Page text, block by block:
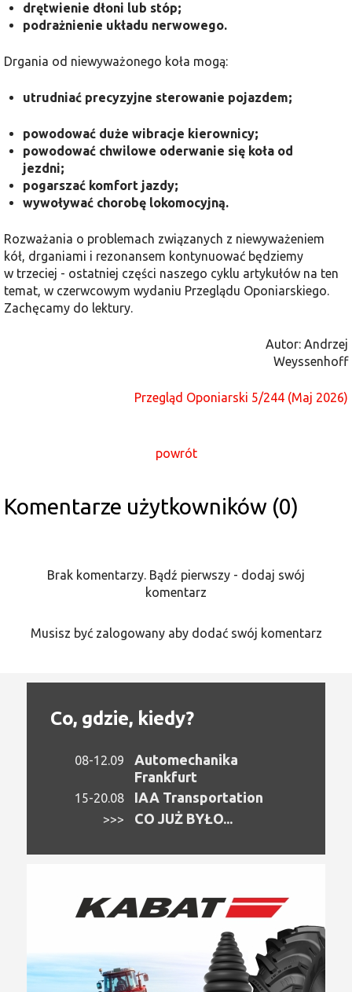
drętwienie dłoni lub stóp;
podrażnienie układu nerwowego.
Drgania od niewyważonego koła mogą:
utrudniać precyzyjne sterowanie pojazdem;
powodować duże wibracje kierownicy;
powodować chwilowe oderwanie się koła od
jezdni;
pogarszać komfort jazdy;
wywoływać chorobę lokomocyjną.
Rozważania o problemach związanych z niewyważeniem
kół, drganiami i rezonansem kontynuować będziemy
w trzeciej - ostatniej części naszego cyklu artykułów na ten
temat, w czerwcowym wydaniu Przeglądu Oponiarskiego.
Zachęcamy do lektury.
Autor: Andrzej
Weyssenhoff
Przegląd Oponiarski 5/244 (Maj 2026)
powrót
Komentarze użytkowników (0)
Brak komentarzy. Bądź pierwszy - dodaj swój
komentarz
Musisz być zalogowany aby dodać swój komentarz
Co, gdzie, kiedy?
08-12.09
Automechanika
Frankfurt
15-20.08 IAA Transportation
>>> CO JUŻ BYŁO...